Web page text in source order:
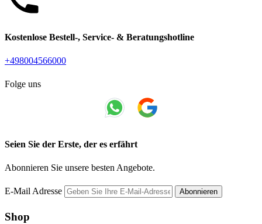
Kostenlose Bestell-, Service- & Beratungshotline
+498004566000
Folge uns
Seien Sie der Erste, der es erfährt
Abonnieren Sie unsere besten Angebote.
E-Mail Adresse Abonnieren
Shop